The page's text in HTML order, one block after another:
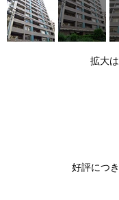
拡大
好評につ